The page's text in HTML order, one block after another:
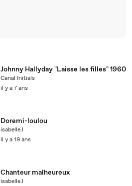
Johnny Hallyday "Laisse les filles" 1960
Canal Initials
il y a 7 ans
Doremi-loulou
isabelle.l
il y a 19 ans
Chanteur malheureux
isabelle.l